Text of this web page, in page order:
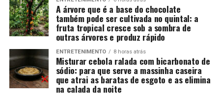
A árvore que é a base do chocolate
também pode ser cultivada no quintal: a
fruta tropical cresce sob a sombra de
outras árvores e produz rápido
ENTRETENIMENTO 8 horas atrás
Misturar cebola ralada com bicarbonato de
sódio: para que serve a massinha caseira
que atrai as baratas de esgoto e as elimina
na calada da noite